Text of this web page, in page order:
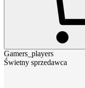
Gamers_players
Świetny sprzedawca